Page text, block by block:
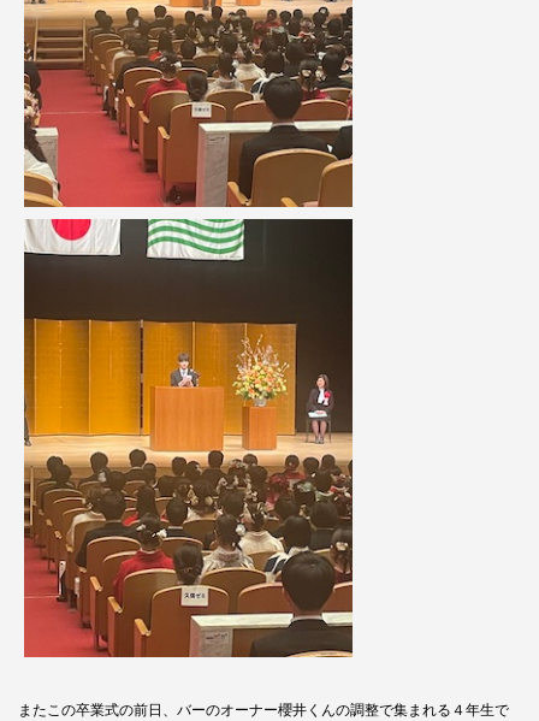
またこの卒業式の前日、 バーのオーナー櫻井くんの調整で集まれる４年生で